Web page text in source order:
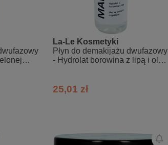
La-Le Kosmetyki
Płyn do demakijażu dwufazowy
- Hydrolat borowina z lipą i olej
25,01 zł